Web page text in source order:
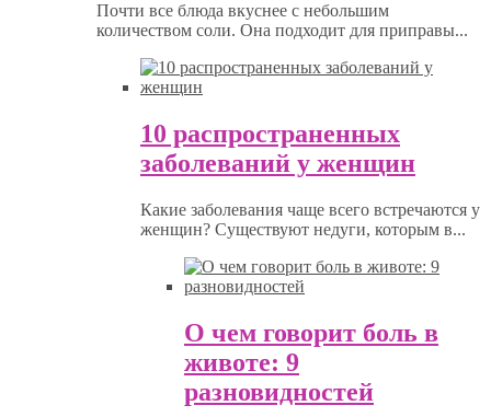
Почти все блюда вкуснее с небольшим
количеством соли. Она подходит для приправы...
10 распространенных
заболеваний у женщин
Какие заболевания чаще всего встречаются у
женщин? Существуют недуги, которым в...
О чем говорит боль в
животе: 9
разновидностей